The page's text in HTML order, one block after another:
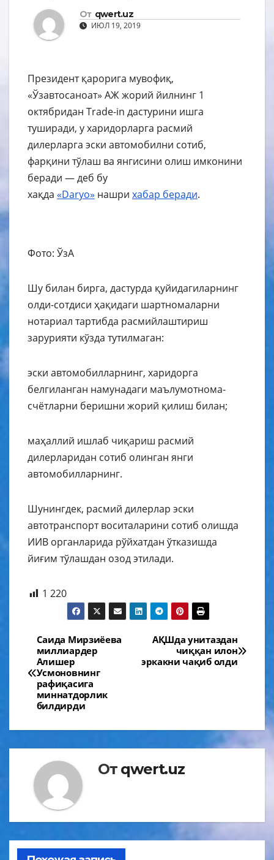
От qwert.uz
ИЮЛ 19, 2019
Президент қарорига мувофиқ,
«Ўзавтосаноат» АЖ жорий йилнинг 1
октябридан Trade-in дастурини ишга
туширади, у харидорларга расмий
дилерларга эски автомобилни сотиб,
фарқини тўлаш ва янгисини олиш имконини
беради — деб бу
хақда «Daryo» нашри хабар беради.
Фото: ЎзА
Шу билан бирга, дастурда қуйидагиларнинг
олди-сотдиси ҳақидаги шартномаларни
нотариал тартибда расмийлаштириш
зарурияти кўзда тутилмаган:
эски автомобилларнинг, харидорга
белгиланган намунадаги маълумотнома-
счётларни беришни жорий қилиш билан;
маҳаллий ишлаб чиқариш расмий
дилерларидан сотиб олинган янги
автомобилларнинг.
Шунингдек, расмий дилерлар эски
автотранспорт воситаларини сотиб олишда
ИИВ органларида рўйхатдан ўтказишда
йиғим тўлашдан озод этилади.
1 220
Навигация
по
записям
АҚШда унитаздан
чиққан илон
эркакни чақиб олди
Саида Мирзиёева
миллиардер
Алишер
Усмоновнинг
рафиқасига
миннатдорлик
билдирди
От qwert.uz